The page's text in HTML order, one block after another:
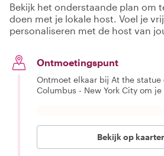
Bekijk het onderstaande plan om
doen met je lokale host. Voel je
personaliseren met de host van
Ontmoetingspunt
Ontmoet elkaar bij At the statue
Columbus - New York City om
Bekijk op